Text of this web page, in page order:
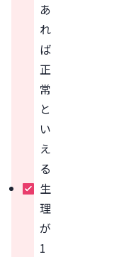
あ
れ
ば
正
常
と
い
え
る
生
理
が
1